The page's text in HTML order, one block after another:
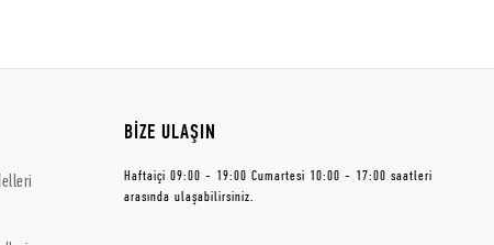
BİZE ULAŞIN
Haftaiçi 09:00 - 19:00 Cumartesi 10:00 - 17:00 saatleri
arasında ulaşabilirsiniz.